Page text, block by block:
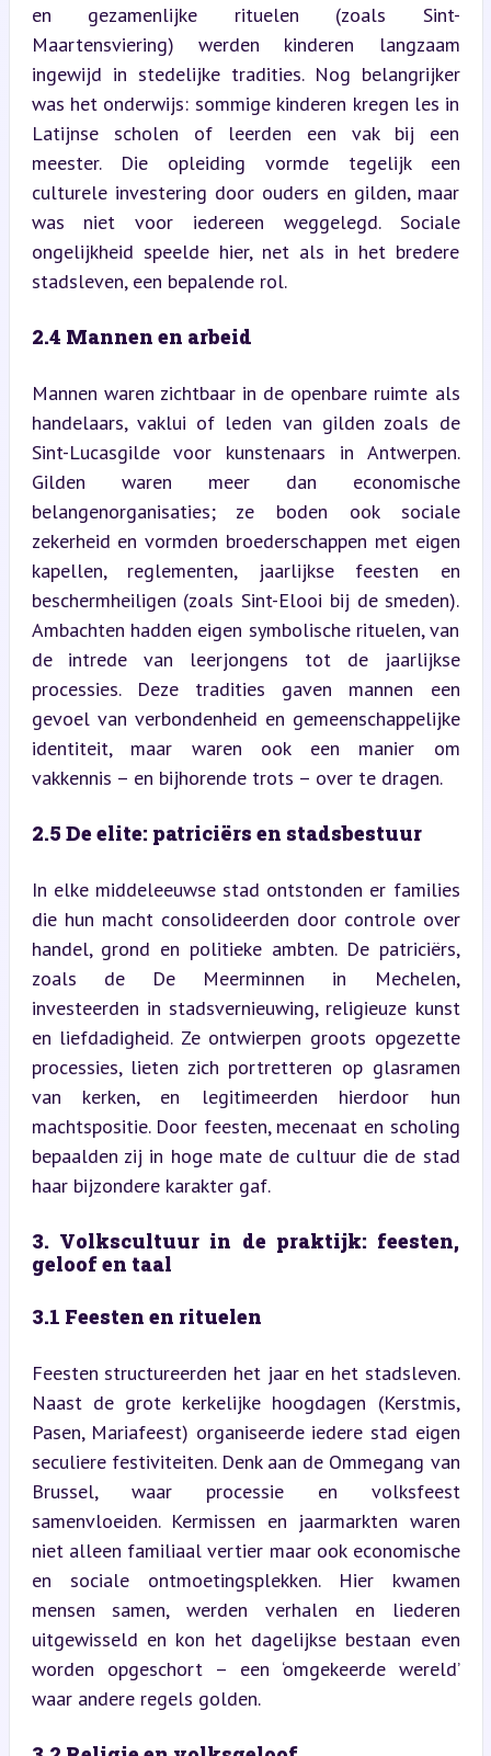
en gezamenlijke rituelen (zoals Sint-
Maartensviering) werden kinderen langzaam
ingewijd in stedelijke tradities. Nog belangrijker
was het onderwijs: sommige kinderen kregen les in
Latijnse scholen of leerden een vak bij een
meester. Die opleiding vormde tegelijk een
culturele investering door ouders en gilden, maar
was niet voor iedereen weggelegd. Sociale
ongelijkheid speelde hier, net als in het bredere
stadsleven, een bepalende rol.
2.4 Mannen en arbeid
Mannen waren zichtbaar in de openbare ruimte als
handelaars, vaklui of leden van gilden zoals de
Sint-Lucasgilde voor kunstenaars in Antwerpen.
Gilden waren meer dan economische
belangenorganisaties; ze boden ook sociale
zekerheid en vormden broederschappen met eigen
kapellen, reglementen, jaarlijkse feesten en
beschermheiligen (zoals Sint-Elooi bij de smeden).
Ambachten hadden eigen symbolische rituelen, van
de intrede van leerjongens tot de jaarlijkse
processies. Deze tradities gaven mannen een
gevoel van verbondenheid en gemeenschappelijke
identiteit, maar waren ook een manier om
vakkennis – en bijhorende trots – over te dragen.
2.5 De elite: patriciërs en stadsbestuur
In elke middeleeuwse stad ontstonden er families
die hun macht consolideerden door controle over
handel, grond en politieke ambten. De patriciërs,
zoals de De Meerminnen in Mechelen,
investeerden in stadsvernieuwing, religieuze kunst
en liefdadigheid. Ze ontwierpen groots opgezette
processies, lieten zich portretteren op glasramen
van kerken, en legitimeerden hierdoor hun
machtspositie. Door feesten, mecenaat en scholing
bepaalden zij in hoge mate de cultuur die de stad
haar bijzondere karakter gaf.
3. Volkscultuur in de praktijk: feesten,
geloof en taal
3.1 Feesten en rituelen
Feesten structureerden het jaar en het stadsleven.
Naast de grote kerkelijke hoogdagen (Kerstmis,
Pasen, Mariafeest) organiseerde iedere stad eigen
seculiere festiviteiten. Denk aan de Ommegang van
Brussel, waar processie en volksfeest
samenvloeiden. Kermissen en jaarmarkten waren
niet alleen familiaal vertier maar ook economische
en sociale ontmoetingsplekken. Hier kwamen
mensen samen, werden verhalen en liederen
uitgewisseld en kon het dagelijkse bestaan even
worden opgeschort – een ‘omgekeerde wereld’
waar andere regels golden.